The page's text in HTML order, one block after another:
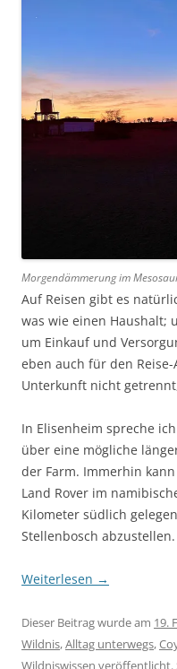
Morgendämmerung im
Auf Reisen gibt es
was wie einen Haushalt;
um Einkauf und
eben auch für den
Unterkunft nicht
In Elisenheim spreche
über eine mögliche
der Farm. Immerhin
Land Rover im
Kilometer südlich
Stellenbosch abzustellen.
Weiterlesen →
Dieser Beitrag wurde am 19.
Wildnis,Alltag unterwegs,
Wildniswissen veröffentlicht.